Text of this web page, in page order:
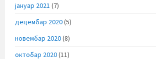
јануар 2021 (7)
децембар 2020(5)
новембар 2020(8)
октобар 2020(11)